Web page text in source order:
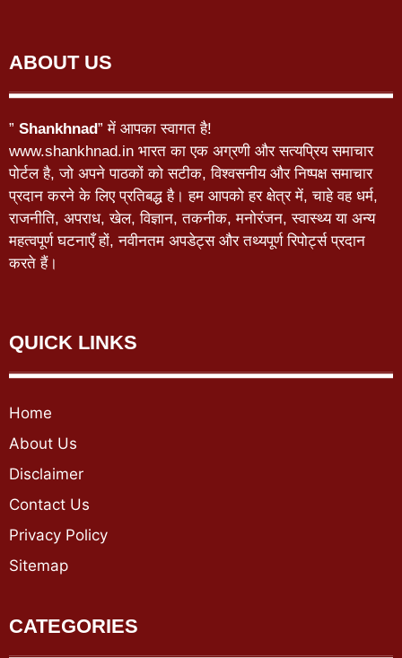
ABOUT US
” Shankhnad” में आपका स्वागत है!
www.shankhnad.in भारत का एक अग्रणी और सत्यप्रिय समाचार
पोर्टल है, जो अपने पाठकों को सटीक, विश्वसनीय और निष्पक्ष समाचार
प्रदान करने के लिए प्रतिबद्ध है। हम आपको हर क्षेत्र में, चाहे वह धर्म,
राजनीति, अपराध, खेल, विज्ञान, तकनीक, मनोरंजन, स्वास्थ्य या अन्य
महत्वपूर्ण घटनाएँ हों, नवीनतम अपडेट्स और तथ्यपूर्ण रिपोर्ट्स प्रदान
करते हैं।
QUICK LINKS
Home
About Us
Disclaimer
Contact Us
Privacy Policy
Sitemap
CATEGORIES